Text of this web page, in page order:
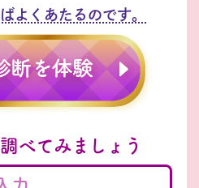
よくあたるのです。
べてみましょう